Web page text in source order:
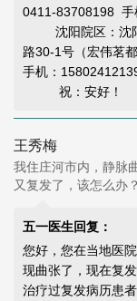
0411-83708198 手
沈阳院区：沈阳
路30-1号（宏伟茗
手机：
祝：安好！
王秀梅
我住庄河市内，静脉
又复发了，该怎么办？
五一医生回复：
您好，您在当地医
现曲张了，现在复
治疗过复发病历患